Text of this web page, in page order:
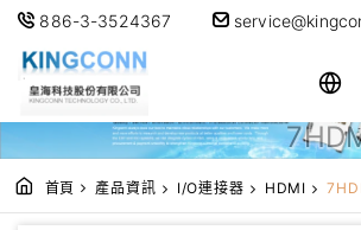
886-3-3524367
首頁 產品資訊 I/O連接器 HDMI